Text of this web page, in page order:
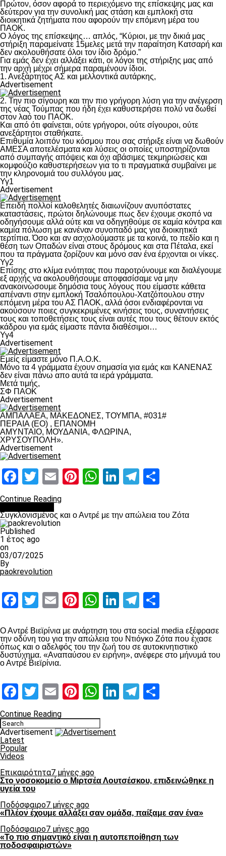
Πρώτον, όσον αφορά το περιεχόμενο της επίσκεψης μας και
δεύτερον για την συνολική μας στάση και εμπλοκή στα
διοικητικά ζητήματα που αφορούν την επόμενη μέρα του
ΠΑΟΚ.
Ο λόγος της επίσκεψης… απλός, “Κύριοι, με την δικιά μας
στήριξη παραμείνατε 15μελες μετά την παραίτηση Κατσαρή και
δεν ακολουθήσατε όλοι τον ίδιο δρόμο.”
Για εμάς δεν έχει αλλάξει κάτι, οι λόγοι της στήριξης μας από
την αρχή μέχρι σήμερα παραμένουν ίδιοι.
1. Ανεξάρτητος ΑΣ και μελλοντικά αυτάρκης,
Advertisement
2. Την πιο σίγουρη και την πιο γρήγορη λύση για την ανέγερση
της νέας Τούμπας που ήδη έχει καθυστερήσει πολύ να δωθεί
στον λαό του ΠΑΟΚ.
Και από ότι φαίνεται, ούτε γρήγοροι, ούτε σίγουροι, ούτε
ανεξάρτητοι σταθήκατε.
Επιθυμία λοιπόν του κόσμου που σας στήριξε είναι να δωθούν
ΑΜΕΣΑ αποτελέσματα και λύσεις οι οποίες υποστηρίζονται
από συμπαγής απόψεις και όχι αβάσιμες τεκμηριώσεις και
κομφούζιο καθυστερήσεων για το τι πραγματικά συμβαίνει με
την κληρονομιά του συλλόγου μας.
Υγ1
Advertisement
Επειδή πολλοί καλοθελητές διαιωνίζουν ανυπόστατες
καταστάσεις, πρώτοι δηλώνουμε πως δεν έχουμε σκοπό να
οδηγήσουμε αλλά ούτε και να οδηγηθούμε σε καμία κόντρα και
καμία πόλωση με κανέναν συνοπαδό μας για διοικητικά
τερτίπια. Όσο και αν ασχολούμαστε με τα κοινά, το πεδίο και η
θέση των Οπαδών είναι στους δρόμους και στα Πέταλα, εκεί
που τα πράγματα ζορίζουν και μόνο σαν ένα έρχονται οι νίκες.
Υγ2
Επίσης στο κλίμα ενότητας που παροτρύνουμε και διαλέγουμε
εξ αρχής να ακολουθήσουμε αποφασίσαμε να μην
ανακοινώσουμε δημόσια τους λόγους που είμαστε κάθετα
απέναντι στην εμπλοκή Τσαλόπουλου-Χατζόπουλου στην
επόμενη μέρα του ΑΣ ΠΑΟΚ, αλλά όσοι ενδιαφέρονται να
ακούσουν ποιες συγκεκριμένες κινήσεις τους, συναντήσεις
τους και τοποθετήσεις τους είναι αυτές που τους θέτουν εκτός
κάδρου για εμάς είμαστε πάντα διαθέσιμοι…
Υγ4
Advertisement
Εμείς είμαστε μόνο Π.Α.Ο.Κ.
Μόνο τα 4 γράμματα έχουν σημασία για εμάς και ΚΑΝΕΝΑΣ
δεν είναι πάνω απο αυτά τα ιερά γράμματα.
Μετά τιμής,
ΣΦ ΠΑΟΚ
Advertisement
ΑΜΠΑΛΑΕΑ, ΜΑΚΕΔΟΝΕΣ, ΤΟΥΜΠΑ, #031#
ΠΕΡΑΙΑ (ΕΟ) , ΕΠΑΝΟΜΗ
ΑΜΥΝΤΑΙΟ, ΜΟΥΔΑΝΙΑ, ΦΛΩΡΙΝΑ,
ΧΡΥΣΟΥΠΟΛΗ».
Advertisement
Facebook
Twitter
EmailPinterest
WhatsApp
LinkedIn
Telegram
Continue Reading
Συγκλονισμένος και ο Αντρέ με την απώλεια του Ζότα
Published
1 έτος ago
on
03/07/2025
By
paokrevolution
Facebook
Twitter
EmailPinterest
WhatsApp
LinkedIn
Telegram
Ο Αντρέ Βιεϊρίνια με ανάρτηση του στα social media εξέφρασε
την οδύνη του για την απώλεια του Ντιόγκο Ζότα που έχασε
όπως και ο αδελφός του την ζωή του σε αυτοκινητιστικό
δυστύχημα. «Αναπαύσου εν ειρήνη», ανέφερε στο μήνυμά του
ο Αντρέ Βιεϊρίνια.
Facebook
Twitter
EmailPinterest
WhatsApp
LinkedIn
Telegram
Continue Reading
Advertisement
Latest
Popular
Videos
Επικαιρότητα7 μήνες ago
Στο νοσοκομείο ο Μιρτσέα Λουτσέσκου, επιδεινώθηκε η
υγεία του
Ποδόσφαιρο7 μήνες ago
«Πλέον έχουμε αλλάξει σαν ομάδα, παίξαμε σαν ένα»
Ποδόσφαιρο7 μήνες ago
«Το πιο σημαντικό είναι η αυτοπεποίθηση των
ποδοσφαιριστών»